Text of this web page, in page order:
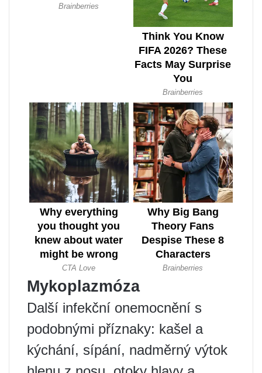
Mykoplazmóza
Další infekční onemocnění s
podobnými příznaky: kašel a
kýchání, sípání, nadměrný výtok